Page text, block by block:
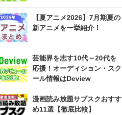
【夏アニメ2026】7月期夏の
新アニメを一挙紹介！
芸能界を志す10代～20代を
応援！オーディション・スク
ール情報はDeview
漫画読み放題サブスクおすす
め11選【徹底比較】